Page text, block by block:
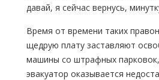
давай, я сейчас вернусь,
Время от времени таких
щедрую плату заставляют
машины со штрафных
эвакуатор оказывается